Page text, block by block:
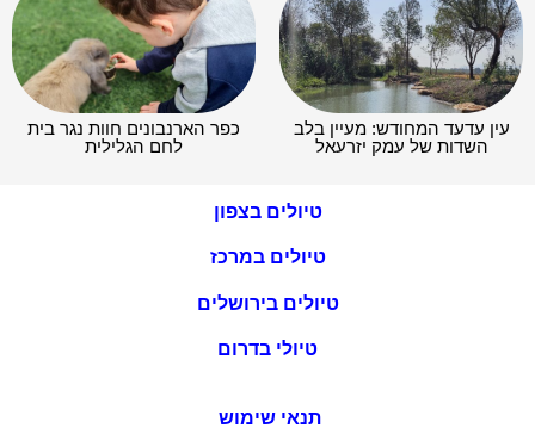
עין עדעד המחודש: מעיין בלב
השדות של עמק יזרעאל
כפר הארנבונים חוות נגר בית
לחם הגלילית
טיולים בצפון
טיולים במרכז
טיולים בירושלים
טיולי בדרום
תנאי שימוש